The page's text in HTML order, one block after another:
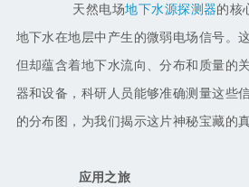
天然电场地下水源探测器的核
地下水在地层中产生的微弱电场信号。
但却蕴含着地下水流向、分布和质量的
器和设备，科研人员能够准确测量这些
的分布图，为我们揭示这片神秘宝藏的
应用之旅